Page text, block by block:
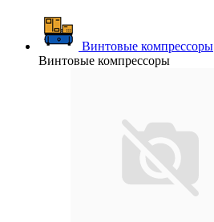
Винтовые компрессоры
Винтовые компрессоры